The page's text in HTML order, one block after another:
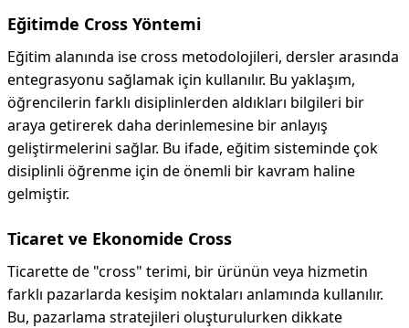
Eğitimde Cross Yöntemi
Eğitim alanında ise cross metodolojileri, dersler arasında
entegrasyonu sağlamak için kullanılır. Bu yaklaşım,
öğrencilerin farklı disiplinlerden aldıkları bilgileri bir
araya getirerek daha derinlemesine bir anlayış
geliştirmelerini sağlar. Bu ifade, eğitim sisteminde çok
disiplinli öğrenme için de önemli bir kavram haline
gelmiştir.
Ticaret ve Ekonomide Cross
Ticarette de "cross" terimi, bir ürünün veya hizmetin
farklı pazarlarda kesişim noktaları anlamında kullanılır.
Bu, pazarlama stratejileri oluşturulurken dikkate